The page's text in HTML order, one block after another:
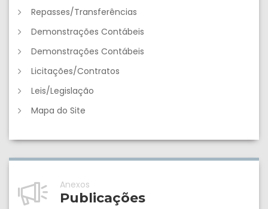
Repasses/Transferências
Demonstrações Contábeis
Demonstrações Contábeis
Licitações/Contratos
Leis/Legislação
Mapa do Site
Anexos
Publicações